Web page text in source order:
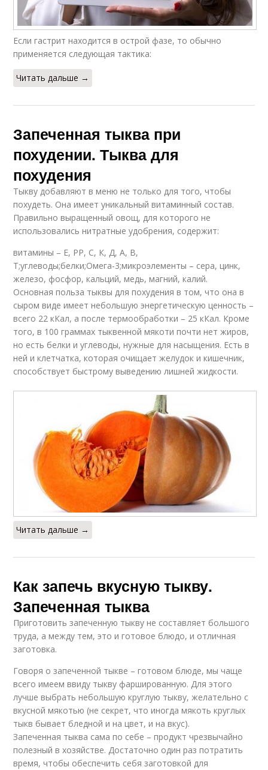
Если гастрит находится в острой фазе, то обычно
применяется следующая тактика:
Читать дальше →
Запеченная тыква при
похудении. Тыква для
похудения
Тыкву добавляют в меню не только для того, чтобы
похудеть. Она имеет уникальный витаминный состав.
Правильно выращенный овощ, для которого не
использовались нитратные удобрения, содержит:
витамины – Е, РР, С, К, Д, А, В,
Т;углеводы;белки;Омега-3;микроэлементы – сера, цинк,
железо, фосфор, кальций, медь, магний, калий.
Основная польза тыквы для похудения в том, что она в
сыром виде имеет небольшую энергетическую ценность –
всего 22 кКал, а после термообработки – 25 кКал. Кроме
того, в 100 граммах тыквенной мякоти почти нет жиров,
но есть белки и углеводы, нужные для насыщения. Есть в
ней и клетчатка, которая очищает желудок и кишечник,
способствует быстрому выведению лишней жидкости.
Читать дальше →
Как запечь вкусную тыкву.
Запеченная тыква
Приготовить запеченную тыкву не составляет большого
труда, а между тем, это и готовое блюдо, и отличная
заготовка.
Говоря о запеченной тыкве – готовом блюде, мы чаще
всего имеем ввиду тыкву фаршированную. Для этого
лучше выбрать небольшую круглую тыкву, желательно с
вкусной мякотью (не секрет, что иногда мякоть круглых
тыкв бывает бледной и на цвет, и на вкус).
Запеченная тыква сама по себе – продукт чрезвычайно
полезный в хозяйстве. Достаточно один раз потратить
время, чтобы обеспечить себя заготовкой для